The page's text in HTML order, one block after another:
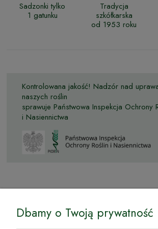
Sadzonki tylko
1 gatunku
Tradycja
szkółkarska
od 1953 roku
Kontrolowana jakość! Nadzór nad
naszych roślin
sprawuje Państwowa Inspekcja Ochrony
i Nasiennictwa
Dbamy o Twoją prywatność